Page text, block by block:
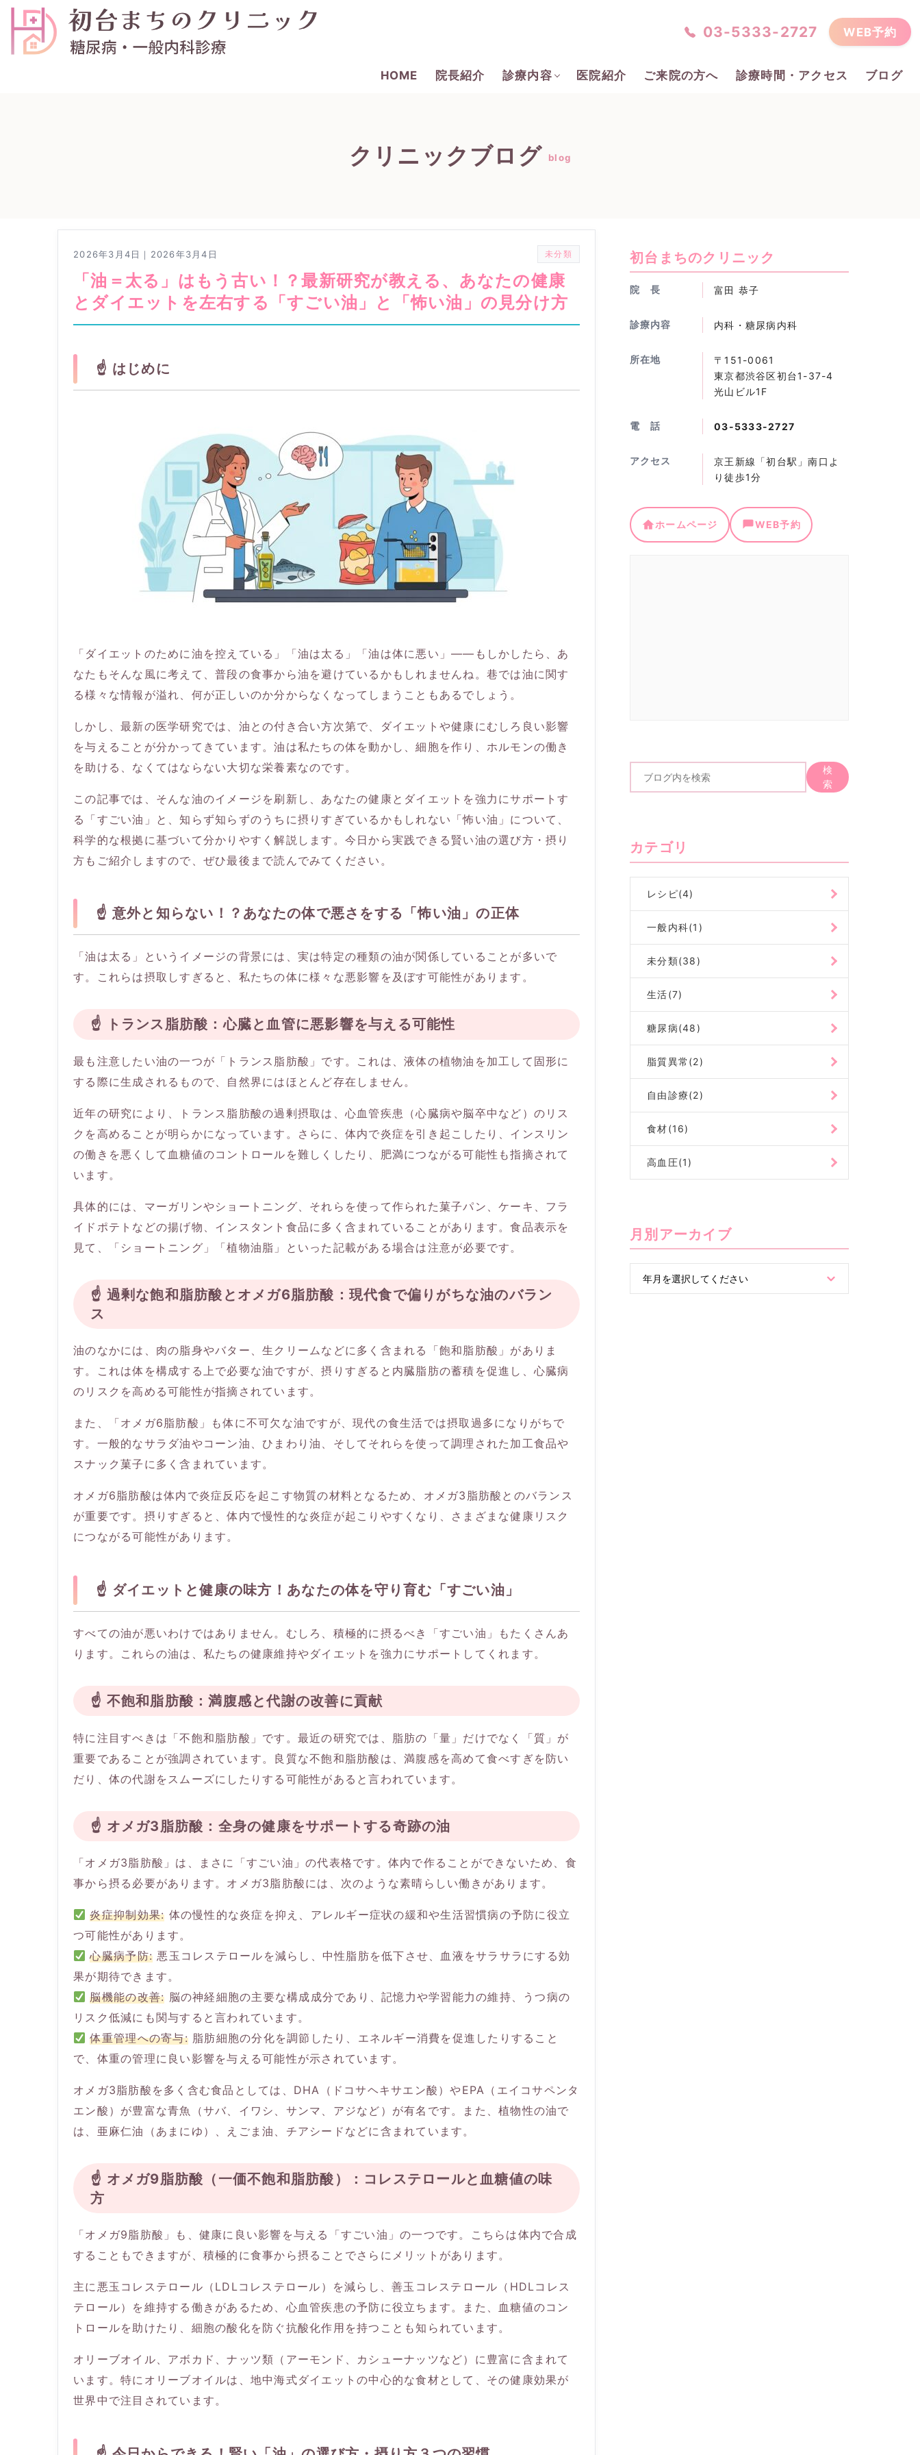
03-5333-2727 WEB予約
HOME 院長紹介 診療内容 医院紹介 ご来院の方へ 診療時間・アクセス ブログ
クリニックブログ blog
2026年3月4日 ｜ 2026年3月4日 未分類
「油＝太る」はもう古い！？最新研究が教える、あなたの健康
とダイエットを左右する「すごい油」と「怖い油」の見分け方
☝️ はじめに
「ダイエットのために油を控えている」「油は太る」「油は体に悪い」――もしかしたら、あ
なたもそんな風に考えて、普段の食事から油を避けているかもしれませんね。巷では油に関す
る様々な情報が溢れ、何が正しいのか分からなくなってしまうこともあるでしょう。
しかし、最新の医学研究では、油との付き合い方次第で、ダイエットや健康にむしろ良い影響
を与えることが分かってきています。油は私たちの体を動かし、細胞を作り、ホルモンの働き
を助ける、なくてはならない大切な栄養素なのです。
この記事では、そんな油のイメージを刷新し、あなたの健康とダイエットを強力にサポートす
る「すごい油」と、知らず知らずのうちに摂りすぎているかもしれない「怖い油」について、
科学的な根拠に基づいて分かりやすく解説します。今日から実践できる賢い油の選び方・摂り
方もご紹介しますので、ぜひ最後まで読んでみてください。
☝️ 意外と知らない！？あなたの体で悪さをする「怖い油」の正体
「油は太る」というイメージの背景には、実は特定の種類の油が関係していることが多いで
す。これらは摂取しすぎると、私たちの体に様々な悪影響を及ぼす可能性があります。
☝️ トランス脂肪酸：心臓と血管に悪影響を与える可能性
最も注意したい油の一つが「トランス脂肪酸」です。これは、液体の植物油を加工して固形に
する際に生成されるもので、自然界にはほとんど存在しません。
近年の研究により、トランス脂肪酸の過剰摂取は、心血管疾患（心臓病や脳卒中など）のリス
クを高めることが明らかになっています。さらに、体内で炎症を引き起こしたり、インスリン
の働きを悪くして血糖値のコントロールを難しくしたり、肥満につながる可能性も指摘されて
います。
具体的には、マーガリンやショートニング、それらを使って作られた菓子パン、ケーキ、フラ
イドポテトなどの揚げ物、インスタント食品に多く含まれていることがあります。食品表示を
見て、「ショートニング」「植物油脂」といった記載がある場合は注意が必要です。
☝️ 過剰な飽和脂肪酸とオメガ6脂肪酸：現代食で偏りがちな油のバラン
ス
油のなかには、肉の脂身やバター、生クリームなどに多く含まれる「飽和脂肪酸」がありま
す。これは体を構成する上で必要な油ですが、摂りすぎると内臓脂肪の蓄積を促進し、心臓病
のリスクを高める可能性が指摘されています。
また、「オメガ6脂肪酸」も体に不可欠な油ですが、現代の食生活では摂取過多になりがちで
す。一般的なサラダ油やコーン油、ひまわり油、そしてそれらを使って調理された加工食品や
スナック菓子に多く含まれています。
オメガ6脂肪酸は体内で炎症反応を起こす物質の材料となるため、オメガ3脂肪酸とのバランス
が重要です。摂りすぎると、体内で慢性的な炎症が起こりやすくなり、さまざまな健康リスク
につながる可能性があります。
☝️ ダイエットと健康の味方！あなたの体を守り育む「すごい油」
すべての油が悪いわけではありません。むしろ、積極的に摂るべき「すごい油」もたくさんあ
ります。これらの油は、私たちの健康維持やダイエットを強力にサポートしてくれます。
☝️ 不飽和脂肪酸：満腹感と代謝の改善に貢献
特に注目すべきは「不飽和脂肪酸」です。最近の研究では、脂肪の「量」だけでなく「質」が
重要であることが強調されています。良質な不飽和脂肪酸は、満腹感を高めて食べすぎを防い
だり、体の代謝をスムーズにしたりする可能性があると言われています。
☝️ オメガ3脂肪酸：全身の健康をサポートする奇跡の油
「オメガ3脂肪酸」は、まさに「すごい油」の代表格です。体内で作ることができないため、食
事から摂る必要があります。オメガ3脂肪酸には、次のような素晴らしい働きがあります。
炎症抑制効果: 体の慢性的な炎症を抑え、アレルギー症状の緩和や生活習慣病の予防に役立
つ可能性があります。
心臓病予防: 悪玉コレステロールを減らし、中性脂肪を低下させ、血液をサラサラにする効
果が期待できます。
脳機能の改善: 脳の神経細胞の主要な構成成分であり、記憶力や学習能力の維持、うつ病の
リスク低減にも関与すると言われています。
体重管理への寄与:脂肪細胞の分化を調節したり、エネルギー消費を促進したりすること
で、体重の管理に良い影響を与える可能性が示されています。
オメガ3脂肪酸を多く含む食品としては、DHA（ドコサヘキサエン酸）やEPA（エイコサペンタ
エン酸）が豊富な青魚（サバ、イワシ、サンマ、アジなど）が有名です。また、植物性の油で
は、亜麻仁油（あまにゆ）、えごま油、チアシードなどに含まれています。
☝️ オメガ9脂肪酸（一価不飽和脂肪酸）：コレステロールと血糖値の味
方
「オメガ9脂肪酸」も、健康に良い影響を与える「すごい油」の一つです。こちらは体内で合成
することもできますが、積極的に食事から摂ることでさらにメリットがあります。
主に悪玉コレステロール（LDLコレステロール）を減らし、善玉コレステロール（HDLコレス
テロール）を維持する働きがあるため、心血管疾患の予防に役立ちます。また、血糖値のコン
トロールを助けたり、細胞の酸化を防ぐ抗酸化作用を持つことも知られています。
オリーブオイル、アボカド、ナッツ類（アーモンド、カシューナッツなど）に豊富に含まれて
います。特にオリーブオイルは、地中海式ダイエットの中心的な食材として、その健康効果が
世界中で注目されています。
初台まちのクリニック
院 長 富田 恭子
診療内容 内科・糖尿病内科
所在地
〒151-0061
東京都渋谷区初台1-37-4
光山ビル1F
電 話 03-5333-2727
アクセス
京王新線「初台駅」南口よ
り徒歩1分
ホームページ WEB予約
を
検
索
カテゴリ
レシピ(4)
一般内科(1)
未分類(38)
生活(7)
糖尿病(48)
脂質異常(2)
自由診療(2)
食材(16)
高血圧(1)
月別アーカイブ